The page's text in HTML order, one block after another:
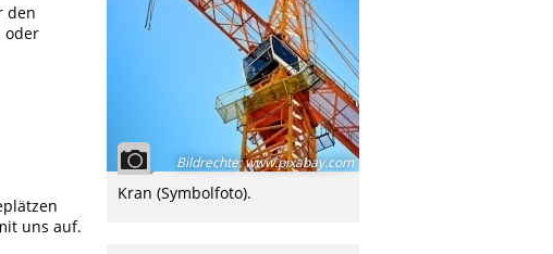
den
oder
uns auf.
Bildrechte:www.pixabay.com
Kran (Symbolfoto).